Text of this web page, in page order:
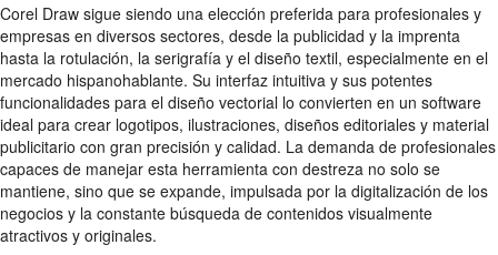
Corel Draw sigue siendo una elección preferida para profesionales y
empresas en diversos sectores, desde la publicidad y la imprenta
hasta la rotulación, la serigrafía y el diseño textil, especialmente en el
mercado hispanohablante. Su interfaz intuitiva y sus potentes
funcionalidades para el diseño vectorial lo convierten en un software
ideal para crear logotipos, ilustraciones, diseños editoriales y material
publicitario con gran precisión y calidad. La demanda de profesionales
capaces de manejar esta herramienta con destreza no solo se
mantiene, sino que se expande, impulsada por la digitalización de los
negocios y la constante búsqueda de contenidos visualmente
atractivos y originales.